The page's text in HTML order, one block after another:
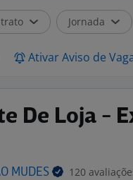
Jornada
Ativar Aviso de
De Loja -
MUDES 120